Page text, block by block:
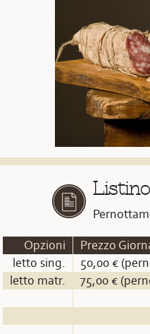
Opzioni
Prezzo
letto sing.
50,00 €
letto matr.
75,00 €